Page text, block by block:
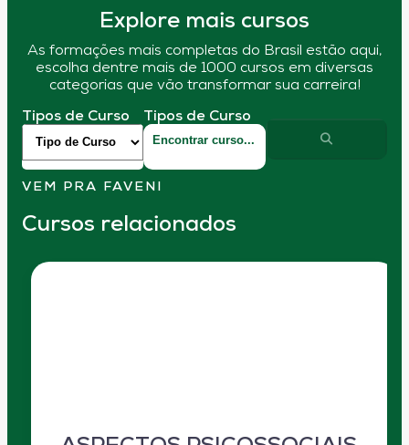
Explore mais cursos
As formações mais completas do Brasil estão aqui,
escolha dentre mais de 1000 cursos em diversas
categorias que vão transformar sua carreira!
Tipos de Curso Tipos de Curso
VEM PRA FAVENI
Cursos relacionados